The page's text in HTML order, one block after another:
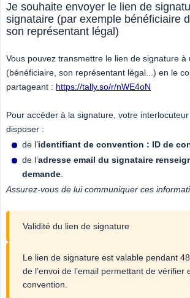
Je souhaite envoyer le lien de
signataire (par exemple bénéficiaire
son représentant légal)
Vous pouvez transmettre le lien de signature à
(bénéficiaire, son représentant légal...) en le
partageant : https://tally.so/r/nWE4oN
Pour accéder à la signature, votre
disposer :
de l’identifiant de convention : ID de
de l’adresse email du signataire
demande.
Assurez-vous de lui communiquer ces
Validité du lien de signature
Le lien de signature est valable pendant
de l’envoi de l’email permettant de vérifier
convention.